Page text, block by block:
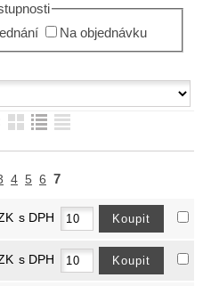
Na objednávku
4 5 6 7
s DPH
s DPH